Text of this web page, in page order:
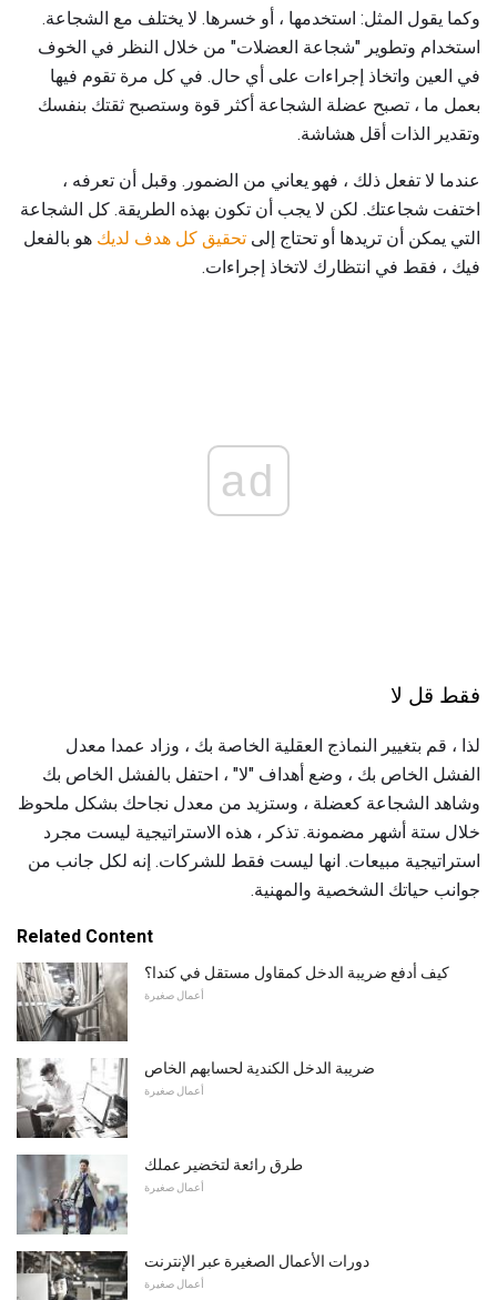
وكما يقول المثل: استخدمها ، أو خسرها. لا يختلف مع الشجاعة.
استخدام وتطوير "شجاعة العضلات" من خلال النظر في الخوف
في العين واتخاذ إجراءات على أي حال. في كل مرة تقوم فيها
بعمل ما ، تصبح عضلة الشجاعة أكثر قوة وستصبح ثقتك بنفسك
وتقدير الذات أقل هشاشة.
عندما لا تفعل ذلك ، فهو يعاني من الضمور. وقبل أن تعرفه ،
اختفت شجاعتك. لكن لا يجب أن تكون بهذه الطريقة. كل الشجاعة
التي يمكن أن تريدها أو تحتاج إلى تحقيق كل هدف لديك هو بالفعل
فيك ، فقط في انتظارك لاتخاذ إجراءات.
ad
فقط قل لا
لذا ، قم بتغيير النماذج العقلية الخاصة بك ، وزاد عمدا معدل
الفشل الخاص بك ، وضع أهداف "لا" ، احتفل بالفشل الخاص بك
وشاهد الشجاعة كعضلة ، وستزيد من معدل نجاحك بشكل ملحوظ
خلال ستة أشهر مضمونة. تذكر ، هذه الاستراتيجية ليست مجرد
استراتيجية مبيعات. انها ليست فقط للشركات. إنه لكل جانب من
جوانب حياتك الشخصية والمهنية.
Related Content
كيف أدفع ضريبة الدخل كمقاول مستقل في كندا؟
أعمال صغيرة
ضريبة الدخل الكندية لحسابهم الخاص
أعمال صغيرة
طرق رائعة لتخضير عملك
أعمال صغيرة
دورات الأعمال الصغيرة عبر الإنترنت
أعمال صغيرة